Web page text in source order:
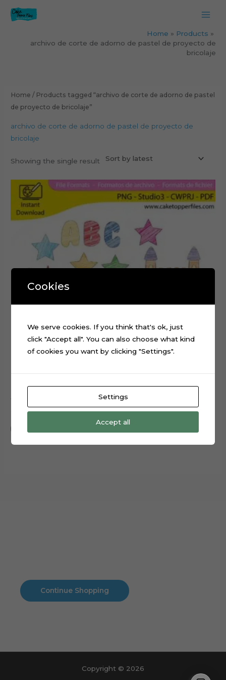
Home
Products
archivo de corte de adorno de pastel de proyecto de
bricolaje
Home / Products tagged “archivo de corte de adorno de pastel
de proyecto de bricolaje”
archivo de corte de adorno de pastel de proyecto de
bricolaje
Showing the single result
ABC Scribbled cake topper cutting file
0.99
Continue Shopping
Copyright © 2026
Cookies
We serve cookies. If you think that's ok, just
click "Accept all". You can also choose what kind
of cookies you want by clicking "Settings".
Settings
Accept all